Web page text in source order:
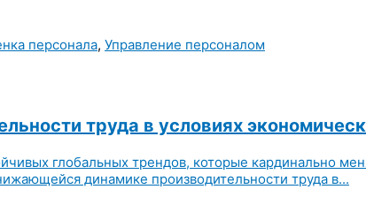
персонала, Управление персоналом
труда в условиях
глобальных трендов, которые кардинально
динамике производительности труда в...